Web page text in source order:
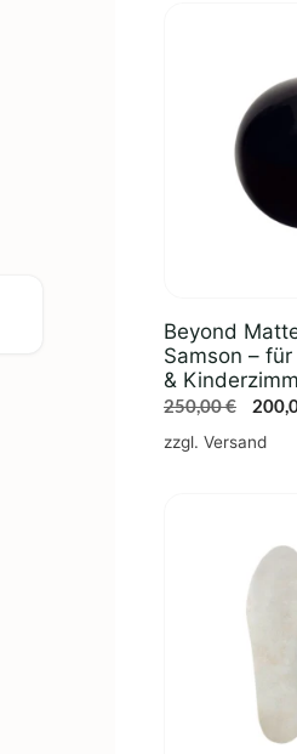
Beyond
Samson –
&
250,00€
Preis
zzgl. Versand